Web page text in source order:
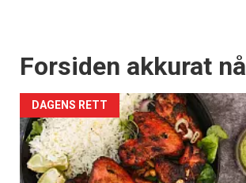
Forsiden akkurat nå
DAGENS RETT